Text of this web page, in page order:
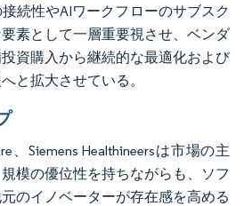
続性やAIワークフローのサブスク
素として一層重要視させ、ベンダ
資購入から継続的な最適化および
と拡大させている。
、Siemens Healthineersは市場の主
模の優位性を持ちながらも、ソフ
のイノベーターが存在感を高める